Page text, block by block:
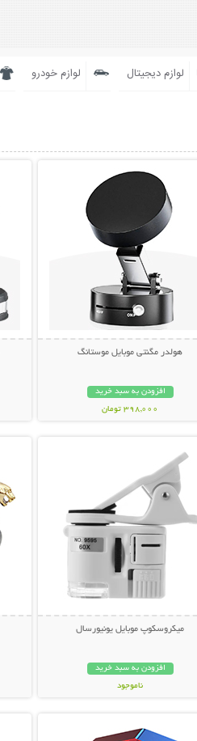
لوازم دیجیتال لوازم خودرو
هولدر مگنتی موبایل موستانگ
افزودن به سبد خرید
398,000 تومان
میکروسکوپ موبایل یونیورسال
افزودن به سبد خرید
ناموجود